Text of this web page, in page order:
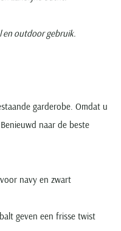
en outdoor gebruik.
garderobe. Omdat u
naar de beste
navy en zwart
geven een frisse twist